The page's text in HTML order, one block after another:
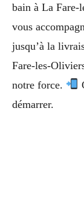
bain à La Fare-
vous
jusqu’à la
Fare-les-
notre force.
démarrer.